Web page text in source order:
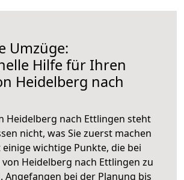
Umzüge:
Hilfe für Ihren
Heidelberg nach
Heidelberg nach Ettlingen steht
nicht, was Sie zuerst machen
einige wichtige Punkte, die bei
Heidelberg nach Ettlingen zu
Angefangen bei der Planung bis